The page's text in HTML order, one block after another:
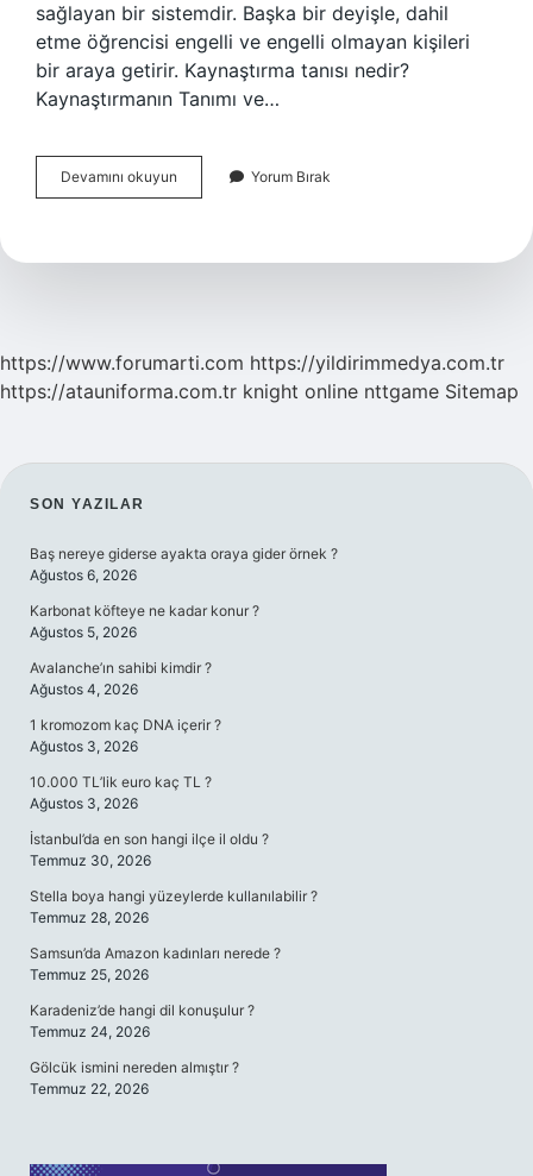
sağlayan bir sistemdir. Başka bir deyişle, dahil
etme öğrencisi engelli ve engelli olmayan kişileri
bir araya getirir. Kaynaştırma tanısı nedir?
Kaynaştırmanın Tanımı ve…
Devamını okuyun Kaynaştırma
Çocuk
Yorum Bırak
https://www.forumarti.com https://yildirimmedya.com.tr
https://atauniforma.com.tr knight online nttgame Sitemap
SIDEBAR
SON YAZILAR
Baş nereye giderse ayakta oraya gider örnek ?
Ağustos 6, 2026
Karbonat köfteye ne kadar konur ?
Ağustos 5, 2026
Avalanche’ın sahibi kimdir ?
Ağustos 4, 2026
1 kromozom kaç DNA içerir ?
Ağustos 3, 2026
10.000 TL’lik euro kaç TL ?
Ağustos 3, 2026
İstanbul’da en son hangi ilçe il oldu ?
Temmuz 30, 2026
Stella boya hangi yüzeylerde kullanılabilir ?
Temmuz 28, 2026
Samsun’da Amazon kadınları nerede ?
Temmuz 25, 2026
Karadeniz’de hangi dil konuşulur ?
Temmuz 24, 2026
Gölcük ismini nereden almıştır ?
Temmuz 22, 2026